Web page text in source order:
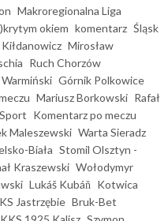
Makroregionalna Liga
okiem komentarz Śląsk
Mirosław
Ruch Chorzów
Górnik Polkowice
Mariusz Borkowski Rafał
Komentarz po meczu
Maleszewski Warta Sieradz
Biała Stomil Olsztyn -
Kraszewski Wołodymyr
Lukáš Kubáň Kotwica
Jastrzębie Bruk-Bet